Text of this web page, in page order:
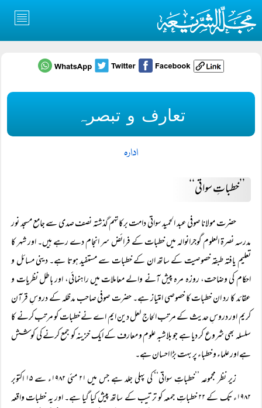
تعارف و تبصرہ
ادارہ
’’خطباتِ سواتی‘‘
حضرت مولانا صوفی عبد الحمید سواتی دامت برکاتہم گذشتہ نصف صدی سے جامع مسجد نور
مدرسہ نصرۃ العلوم گوجرانوالہ میں خطبات کے فرائض سر انجام دے رہے ہیں۔ اور شہر کا
تعلیم یافتہ طبقہ خصوصیت کے ساتھ ان کے خطبات سے مستفید ہوتا ہے۔ دینی مسائل و
احکام کی وضاحت، روزہ مرہ پیش آنے والے معاملات میں راہنمائی، اور باطل نظریات و
عقائد کا رد ان خطبات کا خصوصی امتیاز ہے۔ حضرت صوفی صاحب مدظلہ کے دروسِ قرآن
کریم اور دروسِ حدیث کے مرتب الحاج لعل دین ایم اے نے خطبات کو مرتب کرنے کا
سلسلہ بھی شروع کر دیا ہے جو بلاشبہ علوم و معارف کے ایک خزینہ کو جمع کرنے کی کوشش
ہے اور علماء و خطباء پر بہت بڑا احسان ہے۔
زیر نظر مجموعہ ’’خطباتِ سواتی‘‘ کی پہلی جلد ہے جس میں ۲۱ مئی ۱۹۸۲ء سے ۱۵ اکتوبر
۱۹۸۲ء تک کے ۲۲ خطباتِ جمعہ کو ترتیب کے ساتھ پیش کیا گیا ہے۔ اور یہ خطبات واقعہ